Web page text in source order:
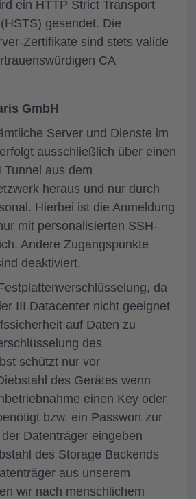
ein HTTP Strict Transport
gesendet. Die
Zertifikate sind stets valide
CA
GmbH
Server und Dienste im
ausschließlich über einen
Tunnel aus dem
heraus und nur durch
Hierbei ist die Anmeldung
mit personalisierten SSH-
Andere Zugangspunkte
deaktiviert.
da
III Datacenter nicht geeignet
auf Daten zu
des
schützt nur vor
des Gerätes wenn
einen Key oder
bzw. ein Passwort zur
Datenträger eingeben
des Storage Backends
aus unserem
wir nach menschlichem